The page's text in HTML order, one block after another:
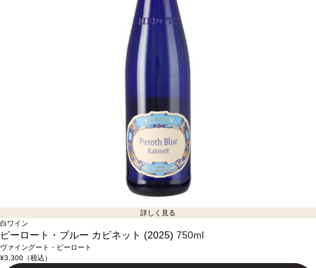
詳しく見る
白ワイン
ピーロート・ブルー カビネット (2025) 750ml
ヴァイングート・ピーロート
¥3,300（税込）